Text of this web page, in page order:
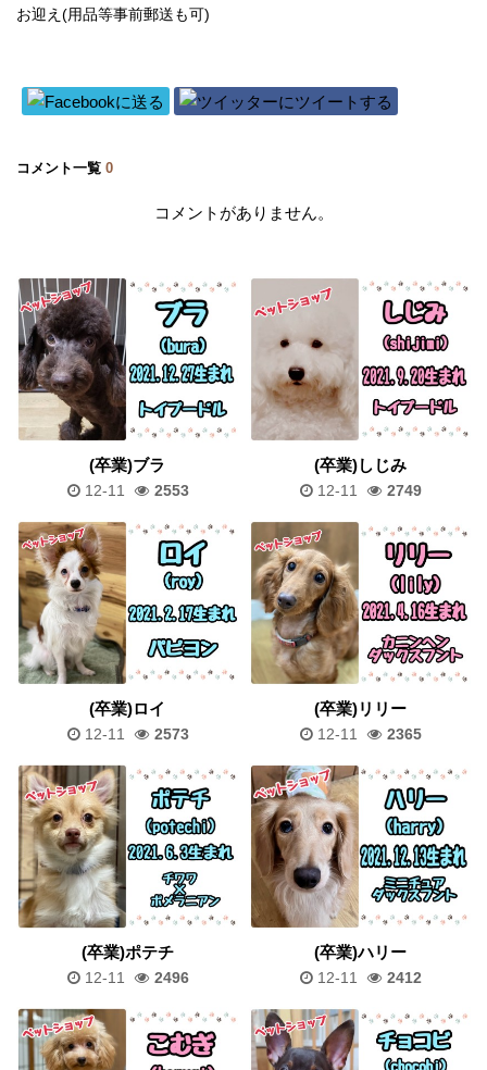
お迎え(用品等事前郵送も可)
コメント一覧 0
コメントがありません。
(卒業)ブラ
12-11 2553
(卒業)しじみ
12-11 2749
(卒業)ロイ
12-11 2573
(卒業)リリー
12-11 2365
(卒業)ポテチ
12-11 2496
(卒業)ハリー
12-11 2412